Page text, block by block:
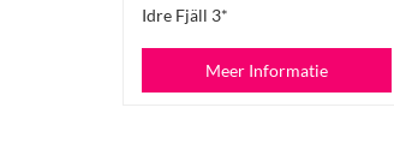
Idre Fjäll 3*
Meer Informatie